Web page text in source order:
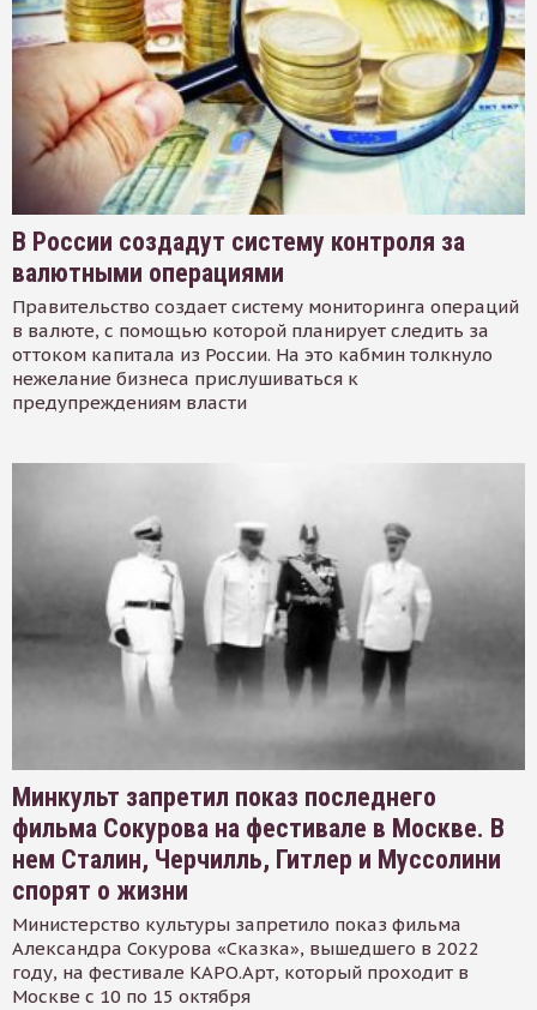
В России создадут систему контроля за
валютными операциями
Правительство создает систему мониторинга операций
в валюте, с помощью которой планирует следить за
оттоком капитала из России. На это кабмин толкнуло
нежелание бизнеса прислушиваться к
предупреждениям власти
Минкульт запретил показ последнего
фильма Сокурова на фестивале в Москве. В
нем Сталин, Черчилль, Гитлер и Муссолини
спорят о жизни
Министерство культуры запретило показ фильма
Александра Сокурова «Сказка», вышедшего в 2022
году, на фестивале КАРО.Арт, который проходит в
Москве с 10 по 15 октября